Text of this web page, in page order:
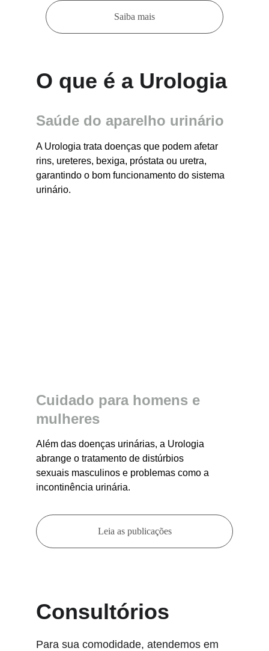
Saiba mais
O que é a Urologia
A Urologia trata doenças que podem afetar
rins, ureteres, bexiga, próstata ou uretra,
garantindo o bom funcionamento do sistema
urinário.
Saúde do aparelho urinário
Cuidado para homens e
mulheres
Além das doenças urinárias, a Urologia
abrange o tratamento de distúrbios
sexuais masculinos e problemas como a
incontinência urinária.
Leia as publicações
Consultórios
Para sua comodidade, atendemos em